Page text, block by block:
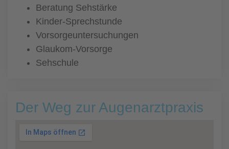
Beratung Sehstärke
Kinder-Sprechstunde
Vorsorgeuntersuchungen
Glaukom-Vorsorge
Sehschule
Der Weg zur Augenarztpraxis